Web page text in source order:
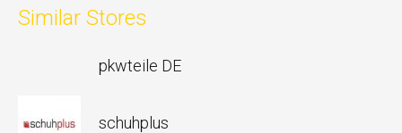
Similar Stores
pkwteile DE
schuhplus